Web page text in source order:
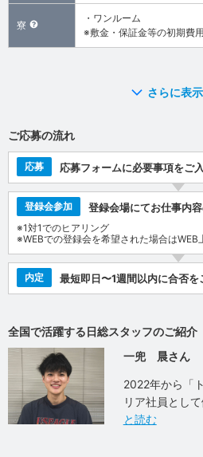
寮
・ワンルーム
※敷金・保証金等の初期費
さらに表
ご応募の流れ
応募 応募フォームに必要事項をご
登録会参加 登録会場にてお仕事内
※1対1でのヒアリング
※WEBでの登録会を希望された場合はWEB
内定 最短即日〜1週間以内に合否を
全国で活躍する日総スタッフのご紹介
一兜 晨さん
2022年から「
リア社員とし
と読む